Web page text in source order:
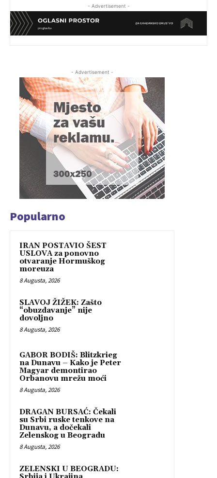
- Advertisement -
- Advertisement -
Popularno
IRAN POSTAVIO ŠEST
USLOVA za ponovno
otvaranje Hormuškog
moreuza
8 Augusta, 2026
SLAVOJ ŽIŽEK: Zašto
“obuzdavanje” nije
dovoljno
8 Augusta, 2026
GABOR BODIŠ: Blitzkrieg
na Dunavu – Kako je Peter
Magyar demontirao
Orbanovu mrežu moći
8 Augusta, 2026
DRAGAN BURSAĆ: Čekali
su Srbi ruske tenkove na
Dunavu, a dočekali
Zelenskog u Beogradu
8 Augusta, 2026
ZELENSKI U BEOGRADU: